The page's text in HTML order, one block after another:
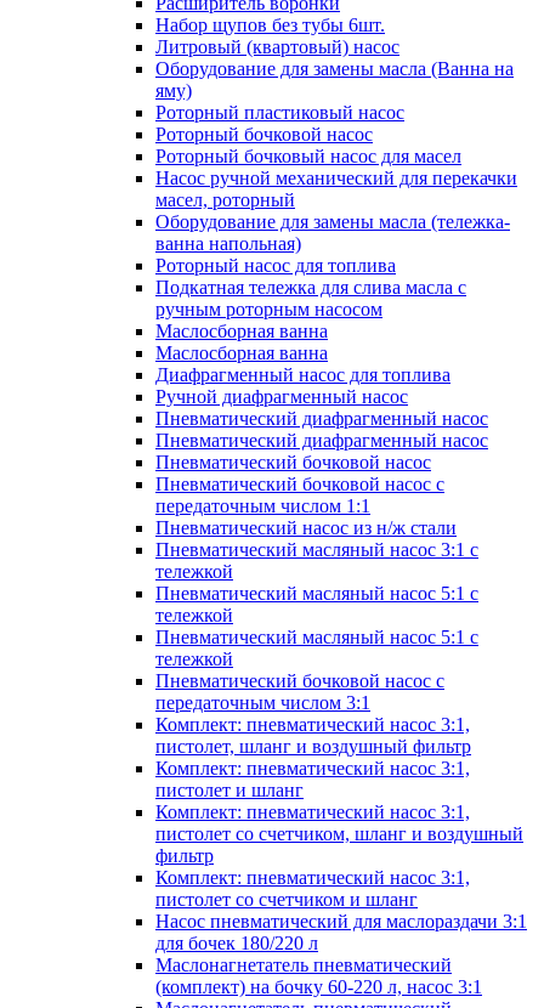
Набор щупов без тубы 6шт.
Литровый (квартовый) насос
Оборудование для замены масла (Ванна на
яму)
Роторный пластиковый насос
Роторный бочковой насос
Роторный бочковый насос для масел
Насос ручной механический для перекачки
масел, роторный
Оборудование для замены масла (тележка-
ванна напольная)
Роторный насос для топлива
Подкатная тележка для слива масла с
ручным роторным насосом
Маслосборная ванна
Маслосборная ванна
Диафрагменный насос для топлива
Ручной диафрагменный насос
Пневматический диафрагменный насос
Пневматический диафрагменный насос
Пневматический бочковой насос
Пневматический бочковой насос с
передаточным числом 1:1
Пневматический насос из н/ж стали
Пневматический масляный насос 3:1 с
тележкой
Пневматический масляный насос 5:1 с
тележкой
Пневматический масляный насос 5:1 с
тележкой
Пневматический бочковой насос с
передаточным числом 3:1
Комплект: пневматический насос 3:1,
пистолет, шланг и воздушный фильтр
Комплект: пневматический насос 3:1,
пистолет и шланг
Комплект: пневматический насос 3:1,
пистолет со счетчиком, шланг и воздушный
фильтр
Комплект: пневматический насос 3:1,
пистолет со счетчиком и шланг
Насос пневматический для маслораздачи 3:1
для бочек 180/220 л
Маслонагнетатель пневматический
(комплект) на бочку 60-220 л, насос 3:1